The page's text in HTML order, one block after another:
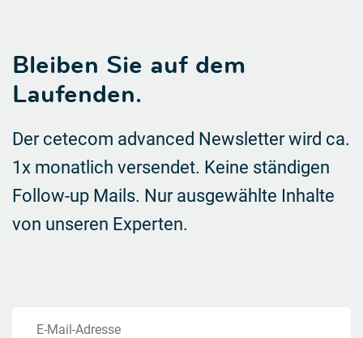
Bleiben Sie auf dem
Laufenden.
Der cetecom advanced Newsletter wird ca.
1x monatlich versendet. Keine ständigen
Follow-up Mails. Nur ausgewählte Inhalte
von unseren Experten.
E-Mail-Adresse